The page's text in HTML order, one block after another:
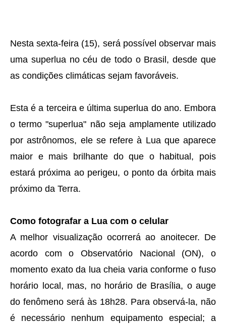
Nesta sexta-feira (15), será possível observar mais
uma superlua no céu de todo o Brasil, desde que
as condições climáticas sejam favoráveis.
Esta é a terceira e última superlua do ano. Embora
o termo "superlua" não seja amplamente utilizado
por astrônomos, ele se refere à Lua que aparece
maior e mais brilhante do que o habitual, pois
estará próxima ao perigeu, o ponto da órbita mais
próximo da Terra.
Como fotografar a Lua com o celular
A melhor visualização ocorrerá ao anoitecer. De
acordo com o Observatório Nacional (ON), o
momento exato da lua cheia varia conforme o fuso
horário local, mas, no horário de Brasília, o auge
do fenômeno será às 18h28. Para observá-la, não
é necessário nenhum equipamento especial; a